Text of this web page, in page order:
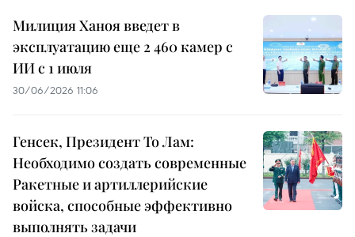
Милиция Ханоя введет в
эксплуатацию еще 2 460 камер с
ИИ с 1 июля
30/06/2026 11:06
Генсек, Президент То Лам:
Необходимо создать современные
Ракетные и артиллерийские
войска, способные эффективно
выполнять задачи